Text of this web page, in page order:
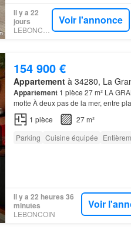
Il y a 22
jours
Voir l'annonce
154 900 €
Appartementà 34280, La
Appartement1 pièce 27 m² LA
motte À deux pas de la mer, entre
Entièrement rénové, cet
1 pièce
27 m²
Parking Cuisine équipée
Il y a 22 heures 36
minutes
LEBONCOIN
Voir